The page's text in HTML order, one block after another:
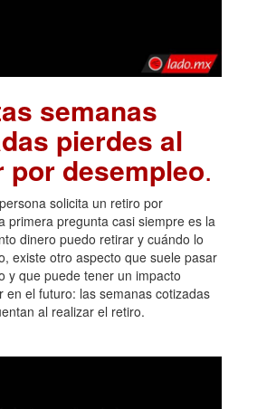
semanas
pierdes al
por desempleo.
solicita un retiro por
primera pregunta casi siempre es la
dinero puedo retirar y cuándo lo
existe otro aspecto que suele pasar
y que puede tener un impacto
en el futuro: las semanas cotizadas
al realizar el retiro.